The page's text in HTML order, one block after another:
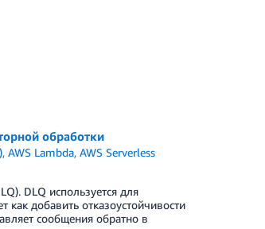
обработки
,AWS Lambda,AWS Serverless
DLQ используется для
добавить отказоустойчивости
сообщения обратно в